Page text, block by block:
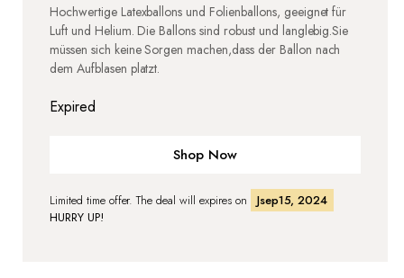
Hochwertige Latexballons und Folienballons, geeignet für
Luft und Helium. Die Ballons sind robust und langlebig.Sie
müssen sich keine Sorgen machen,dass der Ballon nach
dem Aufblasen platzt.
Expired
Shop Now
Limited time offer. The deal will expires on
Jsep15, 2024
HURRY UP!